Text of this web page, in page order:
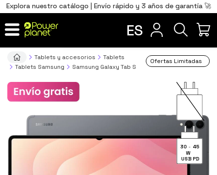
Explora nuestro catálogo | Envío rápido y 3 años de garantía 🚀
ES
Tablets y accesorios
Tablets
Tablets Samsung
Samsung Galaxy Tab S
Ofertas Limitadas
30 - 45
W
USB PD
Total 0,00€
IR AL CARRITO
Português
PT
FR